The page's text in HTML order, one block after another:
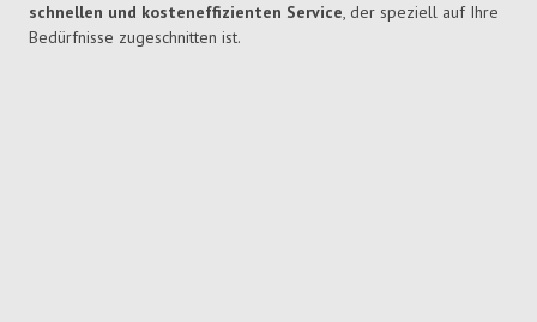
schnellen und kosteneffizienten Service, der speziell auf Ihre
Bedürfnisse zugeschnitten ist.